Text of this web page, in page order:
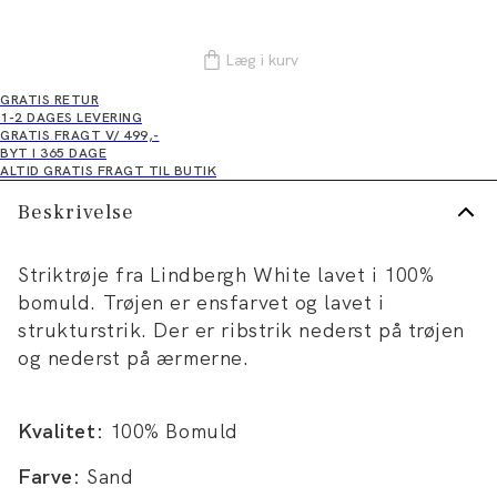
Læg i kurv
GRATIS RETUR
1-2 DAGES LEVERING
GRATIS FRAGT V/ 499,-
BYT I 365 DAGE
ALTID GRATIS FRAGT TIL BUTIK
Beskrivelse
Striktrøje fra Lindbergh White lavet i 100%
bomuld. Trøjen er ensfarvet og lavet i
strukturstrik. Der er ribstrik nederst på trøjen
og nederst på ærmerne.
Kvalitet: 100% Bomuld
Farve: Sand